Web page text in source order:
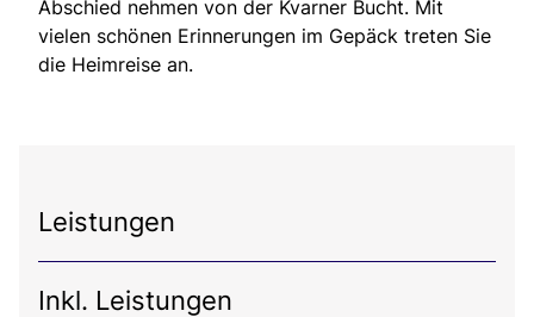
Abschied nehmen von der Kvarner Bucht. Mit
vielen schönen Erinnerungen im Gepäck treten Sie
die Heimreise an.
Leistungen
Inkl. Leistungen